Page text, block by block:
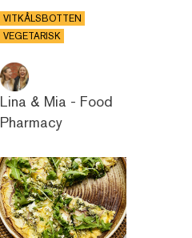
VITKÅLSBOTTEN
VEGETARISK
Lina & Mia - Food
Pharmacy